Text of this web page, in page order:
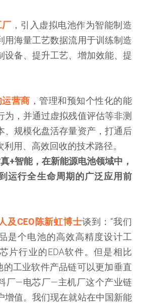
，引入虚拟电池作为智能制造
用海量工艺数据流用于训练制造
设备、提升工艺、增加效能、提
营商 ，管理和预知个性化的能
为，并通过虚拟残值评估等非测
、规模化盘活存量资产，打通后
用、高效回收的技术路径。
+智能，在新能源电池领域中，
运行全生命周期的广泛应用前
及CEO陈新虹博士谈到：“我们
是个电池的高效高精度设计工
片行业的EDA软件。但是相比
的工业软件产品链可以更加垂直
厂—电芯厂—主机厂这个产业链
增值。我们现在就站在中国新能